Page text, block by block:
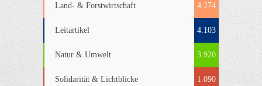
Land- & Forstwirtschaft 4.274
Leitartikel 4.103
Natur & Umwelt 3.920
Solidarität & Lichtblicke 1.090